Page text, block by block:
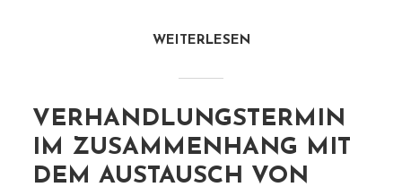
WEITERLESEN
VERHANDLUNGSTERMIN
IM ZUSAMMENHANG MIT
DEM AUSTAUSCH VON